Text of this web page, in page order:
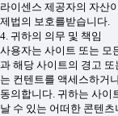
라이센스 제공자의 자산
제법의 보호를받습니다.
4. 귀하의 의무 및 책임
사용자는 사이트 또는 모
과 해당 사이트의 경고
는 컨텐트를 액세스하거
동의합니다. 귀하는 사이
날 수 있는 어떠한 콘텐